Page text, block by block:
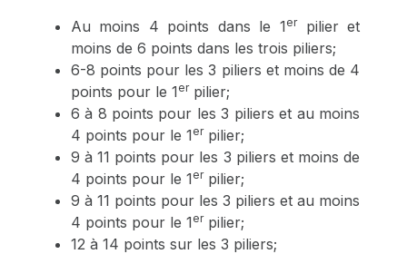
Au moins 4 points dans le 1erpilier et
moins de 6 points dans les trois piliers;
6-8 points pour les 3 piliers et moins de 4
points pour le 1erpilier;
6 à 8 points pour les 3 piliers et au moins
4 points pour le 1erpilier;
9 à 11 points pour les 3 piliers et moins de
4 points pour le 1erpilier;
9 à 11 points pour les 3 piliers et au moins
4 points pour le 1erpilier;
12 à 14 points sur les 3 piliers;